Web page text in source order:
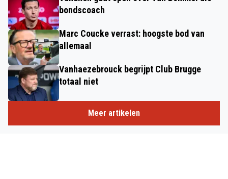
bondscoach
Marc Coucke verrast: hoogste bod van
allemaal
Vanhaezebrouck begrijpt Club Brugge
totaal niet
Meer artikelen